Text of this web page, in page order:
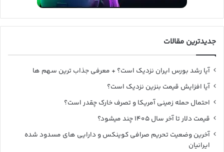
جدیدترین مقالات
آیا رشد بورس ایران نزدیک است؟ + معرفی جذاب ترین سهم ها
آیا افزایش قیمت بنزین نزدیک است؟
احتمال حمله زمینی آمریکا و تصرف خارک چقدر است؟
قیمت دلار تا آخر سال ۱۴۰۵ چند میشود؟
آخرین وضعیت تحریم صرافی کوینکس و دارایی های مسدود شده
ایرانیان